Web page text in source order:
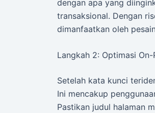
dengan apa yang
transaksional. Dengan
dimanfaatkan oleh
Langkah 2: Optimasi
Setelah kata kunci
Ini mencakup
Pastikan judul halaman